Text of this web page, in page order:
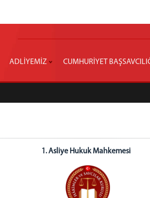
ADLİYEMİZ CUMHURİYET
1. Asliye Hukuk Mahkemesi